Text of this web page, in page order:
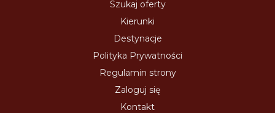
Szukaj oferty
Kierunki
Destynacje
Polityka Prywatności
Regulamin strony
Zaloguj się
Kontakt